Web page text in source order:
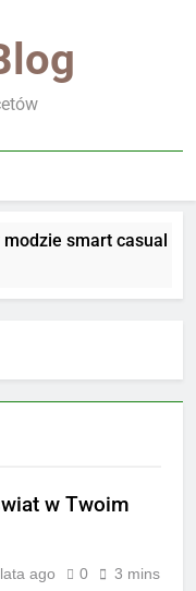
smart casual
w Twoim
ago 0 3 mins